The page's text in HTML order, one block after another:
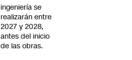
ingeniería se
realizarán entre
2027 y 2028,
antes del inicio
de las obras.